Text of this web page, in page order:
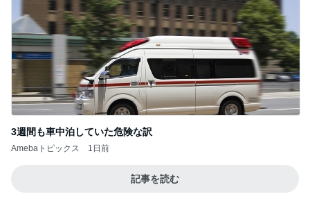
3週間も車中泊していた危険な訳
Amebaトピックス 1日前
記事を読む